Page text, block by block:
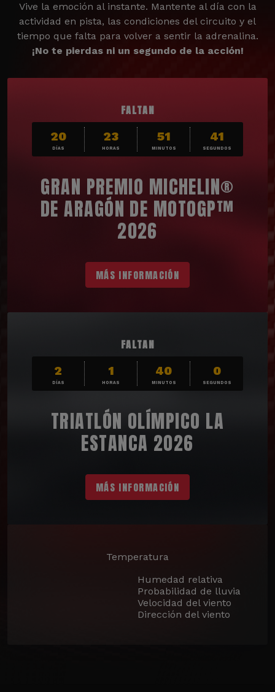
Vive la emoción al instante. Mantente al día con la
actividad en pista, las condiciones del circuito y el
tiempo que falta para volver a sentir la adrenalina.
¡No te pierdas ni un segundo de la acción!
FALTAN
20
DÍAS
23
HORAS
51
MINUTOS
40
SEGUNDOS
GRAN PREMIO MICHELIN®
DE ARAGÓN DE MOTOGP™
2026
MÁS INFORMACIÓN
FALTAN
2
DÍAS
1
HORAS
39
MINUTOS
59
SEGUNDOS
TRIATLÓN OLÍMPICO LA
ESTANCA 2026
MÁS INFORMACIÓN
Temperatura
Humedad relativa
Probabilidad de lluvia
Velocidad del viento
Dirección del viento